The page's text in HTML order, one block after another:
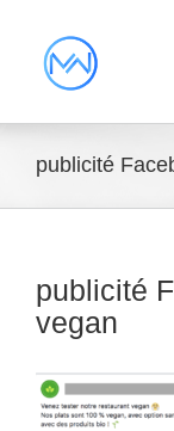
publicité
publicité
vegan